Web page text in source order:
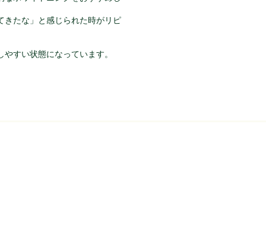
きたな」と感じられた時がリピ
すい状態になっています。